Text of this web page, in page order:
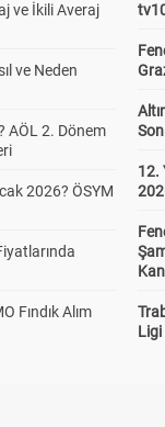
ve İkili Averaj
ve Neden
AÖL 2. Dönem
2026? ÖSYM
Fındık Alım
12.
Ligi